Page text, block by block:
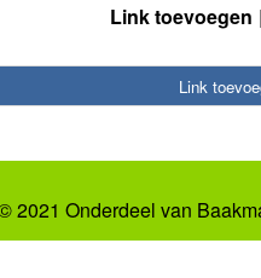
Link toevoegen
Link
2021 Onderdeel van